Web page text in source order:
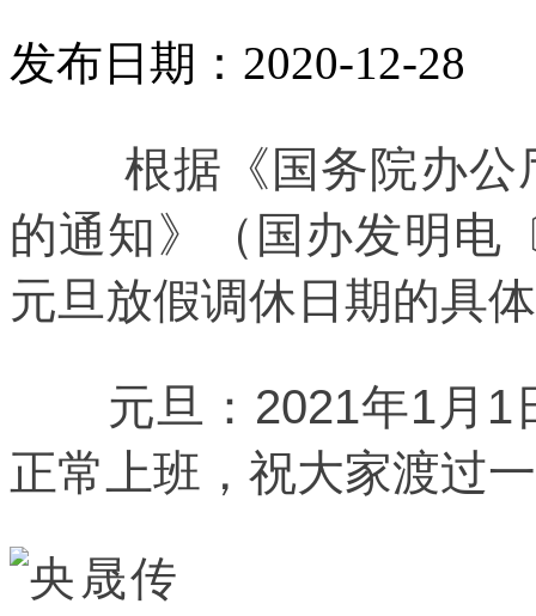
发布日期：2020-12-28
根据《国务院办公
的通知》（国办发明电
元旦放假调休日期的具
元旦：2021年1月1
正常上班，祝大家渡过